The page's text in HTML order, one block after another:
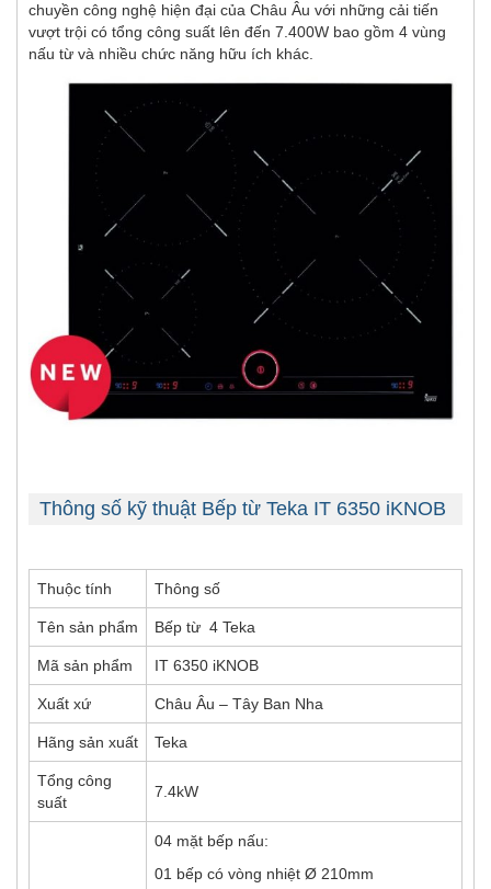
chuyền công nghệ hiện đại của Châu Âu với những cải tiến
vượt trội có tổng công suất lên đến 7.400W bao gồm 4 vùng
nấu từ và nhiều chức năng hữu ích khác.
Thông số kỹ thuật Bếp từ Teka IT 6350 iKNOB
Thuộc tính Thông số
Tên sản phẩm Bếp từ 4 Teka
Mã sản phẩm IT 6350 iKNOB
Xuất xứ Châu Âu – Tây Ban Nha
Hãng sản xuất Teka
Tổng công
suất
7.4kW
04 mặt bếp nấu:
01 bếp có vòng nhiệt Ø 210mm